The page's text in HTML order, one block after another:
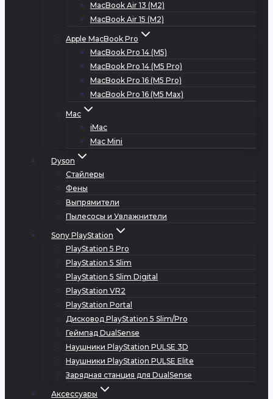
MacBook Air 13 (M2)
MacBook Air 15 (M2)
Apple MacBook Pro
MacBook Pro 14 (M5)
MacBook Pro 14 (M5 Pro)
MacBook Pro 16 (M5 Pro)
MacBook Pro 16 (M5 Max)
Mac
iMac
Mac Mini
Dyson
Стайлеры
Фены
Выпрямители
Пылесосы и Увлажнители
Sony PlayStation
PlayStation 5 Pro
PlayStation 5 Slim
PlayStation 5 Slim Digital
PlayStation VR2
PlayStation Portal
Дисковод PlayStation 5 Slim/Pro
Геймпад DualSense
Наушники PlayStation PULSE 3D
Наушники PlayStation PULSE Elite
Зарядная станция для DualSense
Аксессуары